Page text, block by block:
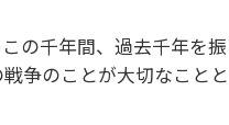
の千年間、過去千年を
争のことが大切なことと